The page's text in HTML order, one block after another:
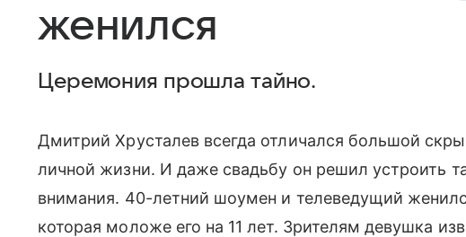
женился
Церемония прошла тайно.
Дмитрий Хрусталев всегда отличался большой
личной жизни. И даже свадьбу он решил устроить
внимания. 40-летний шоумен и телеведущий
которая моложе его на 11 лет. Зрителям девушка